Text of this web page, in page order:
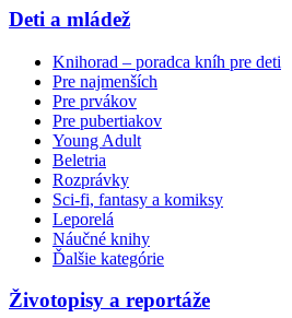
Deti a mládež
Knihorad – poradca kníh pre deti
Pre najmenších
Pre prvákov
Pre pubertiakov
Young Adult
Beletria
Rozprávky
Sci-fi, fantasy a komiksy
Leporelá
Náučné knihy
Ďalšie kategórie
Životopisy a reportáže